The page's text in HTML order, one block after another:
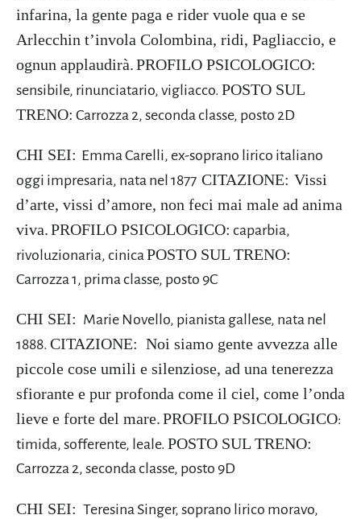
infarina, la gente paga e rider vuole qua e se
Arlecchin t’invola Colombina, ridi, Pagliaccio, e
ognun applaudirà.PROFILO PSICOLOGICO:
sensibile, rinunciatario, vigliacco. POSTO SUL
TRENO: Carrozza 2, seconda classe, posto 2D
CHI SEI: Emma Carelli, ex-soprano lirico italiano
oggi impresaria, nata nel 1877 CITAZIONE: Vissi
d’arte, vissi d’amore, non feci mai male ad anima
viva.PROFILO PSICOLOGICO: caparbia,
rivoluzionaria, cinicaPOSTO SUL TRENO:
Carrozza 1, prima classe, posto 9C
CHI SEI: Marie Novello, pianista gallese, nata nel
1888. CITAZIONE: Noi siamo gente avvezza alle
piccole cose umili e silenziose, ad una tenerezza
sfiorante e pur profonda come il ciel, come l’onda
lieve e forte del mare.PROFILO PSICOLOGICO:
timida, sofferente, leale. POSTO SUL TRENO:
Carrozza 2, seconda classe, posto 9D
CHI SEI: Teresina Singer, soprano lirico moravo,